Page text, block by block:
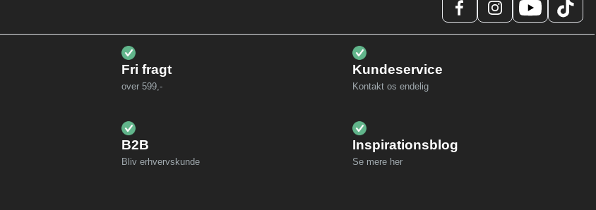
Fri fragt
over 599,-
Kundeservice
Kontakt os endelig
B2B
Bliv erhvervskunde
Inspirationsblog
Se mere her